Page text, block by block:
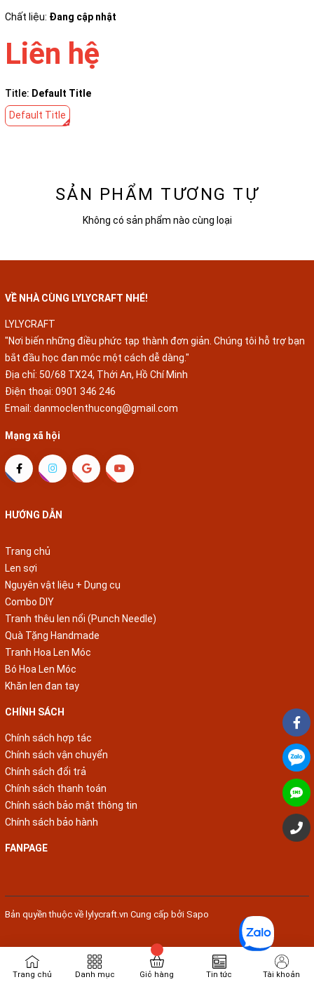
Chất liệu: Đang cập nhật
Liên hệ
Title: Default Title
Default Title
SẢN PHẨM TƯƠNG TỰ
Không có sản phẩm nào cùng loại
VỀ NHÀ CÙNG LYLYCRAFT NHÉ!
LYLYCRAFT
"Nơi biến những điều phức tạp thành đơn giản. Chúng tôi hỗ trợ bạn
bắt đầu học đan móc một cách dễ dàng."
Địa chỉ: 50/68 TX24, Thới An, Hồ Chí Minh
Điện thoại: 0901 346 246
Email: danmoclenthucong@gmail.com
Mạng xã hội
HƯỚNG DẪN
Trang chủ
Len sợi
Nguyên vật liệu + Dụng cụ
Combo DIY
Tranh thêu len nổi (Punch Needle)
Quà Tặng Handmade
Tranh Hoa Len Móc
Bó Hoa Len Móc
Khăn len đan tay
CHÍNH SÁCH
Chính sách hợp tác
Chính sách vận chuyển
Chính sách đổi trả
Chính sách thanh toán
Chính sách bảo mật thông tin
Chính sách bảo hành
FANPAGE
Bản quyền thuộc về lylycraft.vn Cung cấp bởi Sapo
Trang chủ Danh mục Giỏ hàng Tin tức Tài khoản